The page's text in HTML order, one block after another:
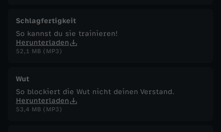
Schlagfertigkeit
So kannst du sie trainieren!
Herunterladen
52,1 MB (MP3)
Wut
So blockiert die Wut nicht deinen Verstand.
Herunterladen
53,4 MB (MP3)